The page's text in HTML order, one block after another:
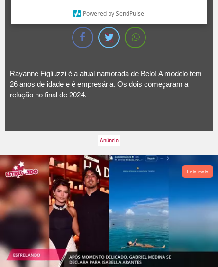
Powered by SendPulse
1/3
Rayanne Figliuzzi é a atual namorada de Belo! A modelo tem
26 anos de idade e é empresária. Os dois começaram a
relação no final de 2024.
Leia mais